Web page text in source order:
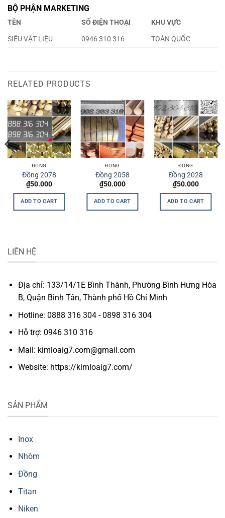
BỘ PHẬN MARKETING
TÊN SỐ ĐIỆN THOẠI
KHU VỰC
SIÊU VẬT LIỆU
0946 310 316 TOÀN QUỐC
RELATED PRODUCTS
ĐỒNG
Đồng 2078
₫50.000
ADD TO CART
ĐỒNG
Đồng 2058
₫50.000
ADD TO CART
ĐỒNG
Đồng 2028
₫50.000
ADD TO CART
LIÊN HỆ
Địa chỉ: 133/14/1E Bình Thành, Phường Bình Hưng Hòa
B, Quận Bình Tân, Thành phố Hồ Chí Minh
Hotline: 0888 316 304 - 0898 316 304
Hỗ trợ: 0946 310 316
Mail: kimloaig7.com@gmail.com
Website: https://kimloaig7.com/
SẢN PHẨM
Inox
Nhôm
Đồng
Titan
Niken